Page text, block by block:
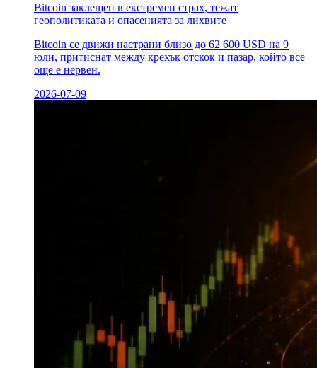
Bitcoin заклещен в екстремен страх, тежат
геополитиката и опасенията за лихвите
Bitcoin се движи настрани близо до 62 600 USD на 9
юли, притиснат между крехък отскок и пазар, който все
още е нервен.
2026-07-09